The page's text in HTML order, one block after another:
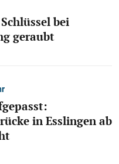
bei
geraubt
in Esslingen ab